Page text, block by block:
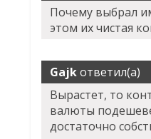
Почему выбрал
этом их чистая
Gajkответил(а)
Вырастет, то
валюты
достаточно